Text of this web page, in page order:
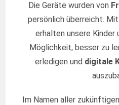
Die Geräte wurden von
persönlich überreicht.
erhalten unsere Kinder
Möglichkeit, besser zu
erledigen und digitale
Im Namen aller